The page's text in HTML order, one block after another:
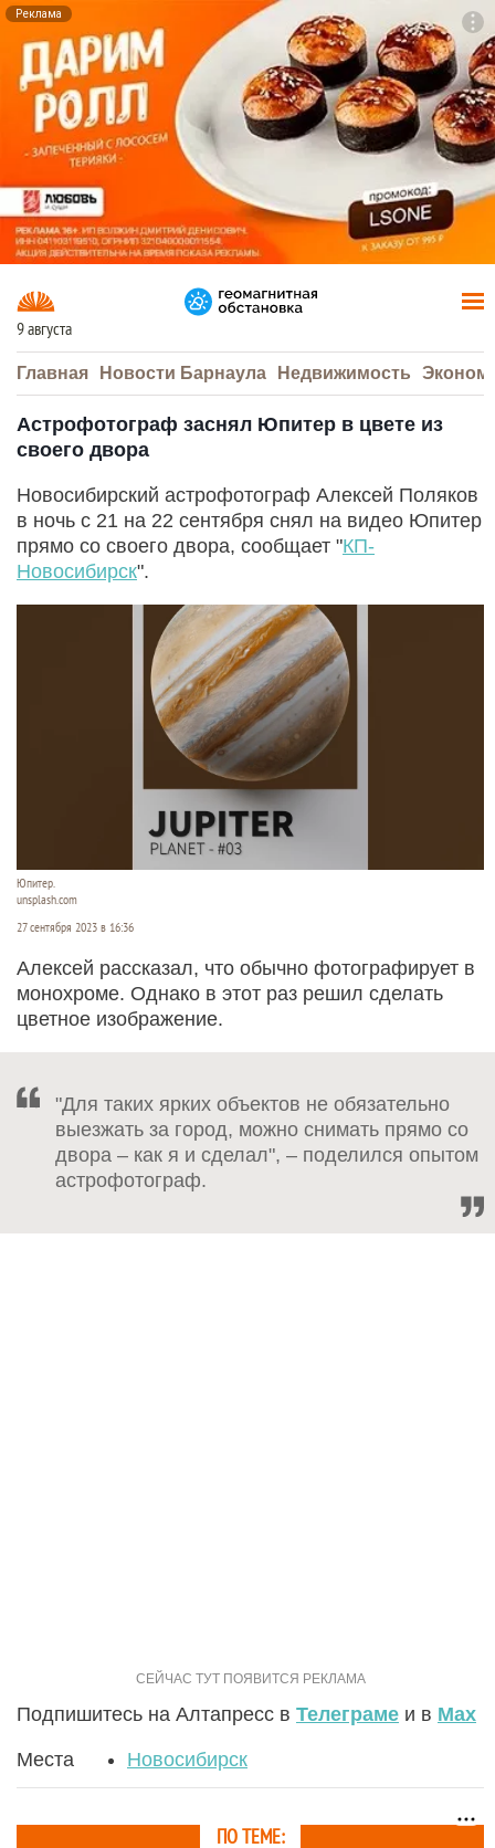
Реклама
9 августа
Главная Новости Барнаула Недвижимость
Астрофотограф заснял Юпитер в цвете из
своего двора
Новосибирский астрофотограф Алексей Поляков
в ночь с 21 на 22 сентября снял на видео Юпитер
прямо со своего двора, сообщает "КП-
Новосибирск".
Юпитер.
unsplash.com
27 сентября 2023 в 16:36
Алексей рассказал, что обычно фотографирует в
монохроме. Однако в этот раз решил сделать
цветное изображение.
"Для таких ярких объектов не обязательно
выезжать за город, можно снимать прямо со
двора – как я и сделал", – поделился опытом
астрофотограф.
Подпишитесь на Алтапресс в Телеграме и в Max
Места Новосибирск
ПО ТЕМЕ: